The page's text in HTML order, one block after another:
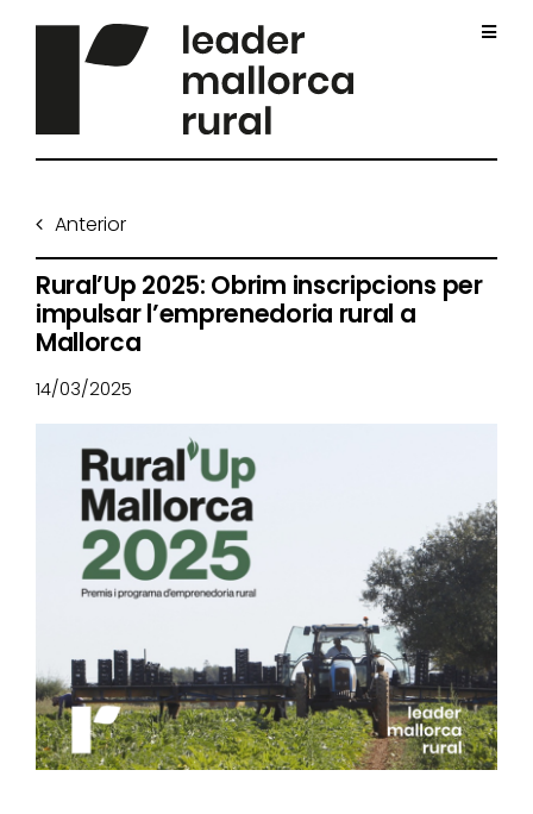
Qui som
Projectes
Convocatòries
Recursos
Perfil del contractant
Anterior
Rural’Up 2025: Obrim inscripcions per
impulsar l’emprenedoria rural a
Mallorca
14/03/2025